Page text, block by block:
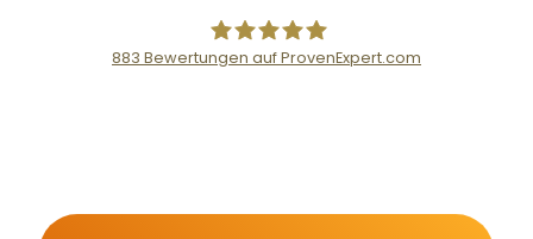
Finanzberater Karlsruhe
883 Bewertungen auf ProvenExpert.com